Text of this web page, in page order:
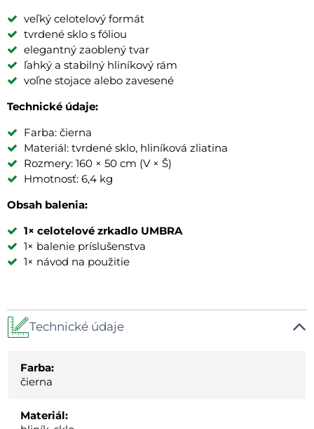
veľký celotelový formát
tvrdené sklo s fóliou
elegantný zaoblený tvar
ľahký a stabilný hliníkový rám
voľne stojace alebo zavesené
Technické údaje:
Farba: čierna
Materiál: tvrdené sklo, hliníková zliatina
Rozmery: 160 × 50 cm (V × Š)
Hmotnosť: 6,4 kg
Obsah balenia:
1× celotelové zrkadlo UMBRA
1× balenie príslušenstva
1× návod na použitie
Technické údaje
Farba:
čierna
Materiál: